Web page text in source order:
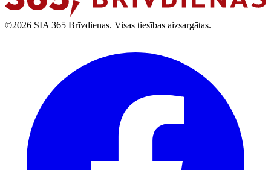
©2026 SIA 365 Brīvdienas. Visas tiesības aizsargātas.